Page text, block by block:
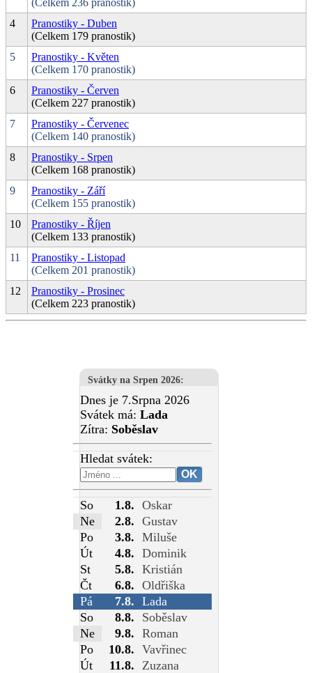
(Celkem 236 pranostik)
4
Pranostiky - Duben
(Celkem 179 pranostik)
5
Pranostiky - Květen
(Celkem 170 pranostik)
6
Pranostiky - Červen
(Celkem 227 pranostik)
7
Pranostiky - Červenec
(Celkem 140 pranostik)
8
Pranostiky - Srpen
(Celkem 168 pranostik)
9
Pranostiky - Září
(Celkem 155 pranostik)
10
Pranostiky - Říjen
(Celkem 133 pranostik)
11
Pranostiky - Listopad
(Celkem 201 pranostik)
12
Pranostiky - Prosinec
(Celkem 223 pranostik)
Svátky na Srpen 2026:
Dnes je 7.Srpna 2026
Svátek má: Lada
Zítra: Soběslav
Hledat svátek:
So 1.8. Oskar
Ne
2.8. Gustav
Po
3.8. Miluše
Út
4.8. Dominik
St
5.8. Kristián
Čt
6.8. Oldřiška
Pá
7.8. Lada
So
8.8.
Soběslav
Ne
9.8. Roman
Po
10.8. Vavřinec
Út
11.8.
Zuzana